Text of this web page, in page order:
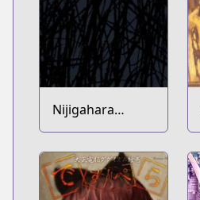
Nijigahara
Holograph